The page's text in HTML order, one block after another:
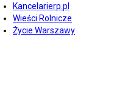
Kancelarierp.pl
Wieści Rolnicze
Życie Warszawy